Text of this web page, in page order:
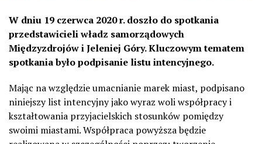
W dniu 19 czerwca 2020 r. doszło do spotkania
przedstawicieli władz samorządowych
Międzyzdrojów i Jeleniej Góry. Kluczowym tematem
spotkania było podpisanie listu intencyjnego.
Mając na względzie umacnianie marek miast, podpisano
niniejszy list intencyjny jako wyraz woli współpracy i
kształtowania przyjacielskich stosunków pomiędzy
swoimi miastami. Współpraca powyższa będzie